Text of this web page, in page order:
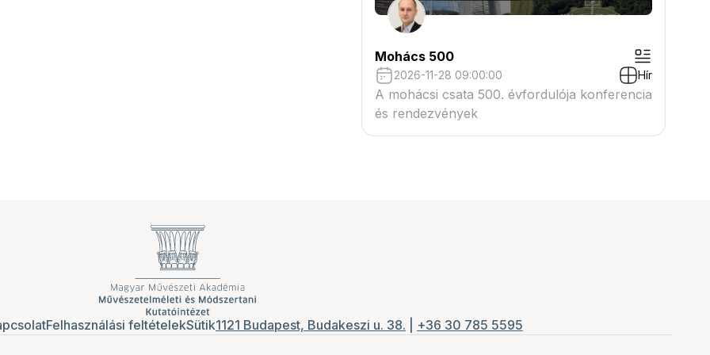
Mohács 500
2026-11-28 09:00:00 Hír
A mohácsi csata 500. évfordulója konferencia
és rendezvények
Felhasználási feltételekSütik1121 Budapest, Budakeszi u. 38. +36 30 785 5595